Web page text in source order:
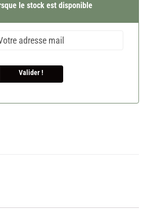
le stock est disponible
Valider !